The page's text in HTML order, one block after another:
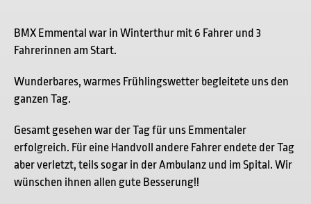
BMX Emmental war in Winterthur mit 6 Fahrer und 3
Fahrerinnen am Start.
Wunderbares, warmes Frühlingswetter begleitete uns den
ganzen Tag.
Gesamt gesehen war der Tag für uns Emmentaler
erfolgreich. Für eine Handvoll andere Fahrer endete der Tag
aber verletzt, teils sogar in der Ambulanz und im Spital. Wir
wünschen ihnen allen gute Besserung!!